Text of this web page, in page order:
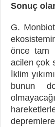
Sonuç
G.
önce tam
acilen çok
İklim
bunun